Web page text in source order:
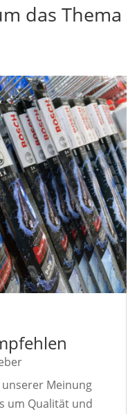
das Thema
Meinung
um Qualität und